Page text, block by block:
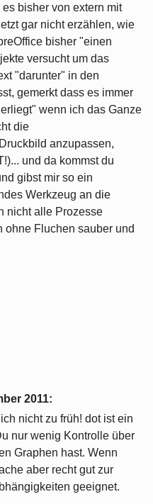
bisher von extern mit
gar nicht erzählen, wie
bisher "einen
versucht um das
"darunter" in den
gemerkt dass es immer
wenn ich das Ganze
die
anzupassen,
und da kommst du
gibst mir so ein
Werkzeug an die
nicht alle Prozesse
ohne Fluchen sauber und
2011:
nicht zu früh! dot ist ein
nur wenig Kontrolle über
Graphen hast. Wenn
aber recht gut zur
geeignet.